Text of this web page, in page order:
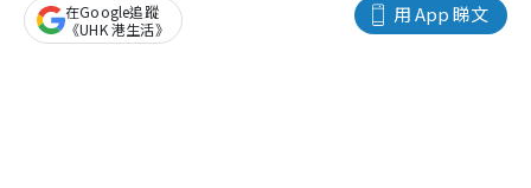
用 App 睇文
在Google追蹤
《UHK 港生活》